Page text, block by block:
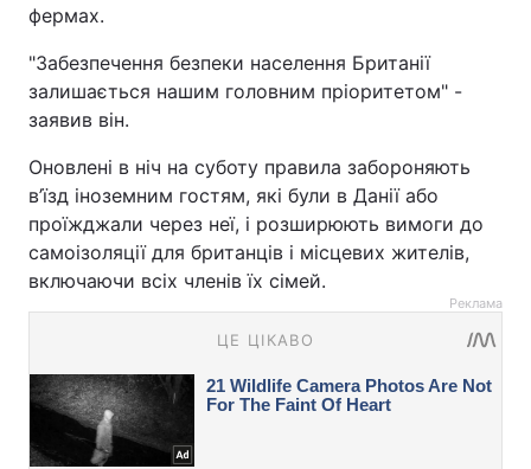
фермах.
"Забезпечення безпеки населення Британії
залишається нашим головним пріоритетом" -
заявив він.
Оновлені в ніч на суботу правила забороняють
в’їзд іноземним гостям, які були в Данії або
проїжджали через неї, і розширюють вимоги до
самоізоляції для британців і місцевих жителів,
включаючи всіх членів їх сімей.
Реклама